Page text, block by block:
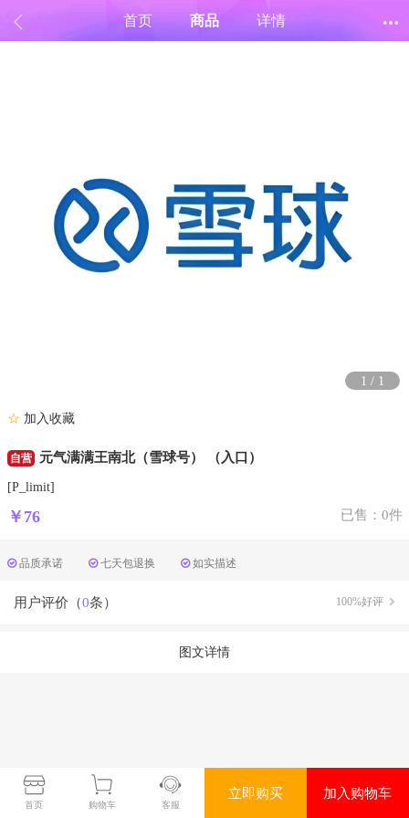
首页 商品 详情
首页 购物车 客服
立即购买 加入购物车
1 / 1
☆ 加入收藏
自营 元气满满王南北（雪球号） （入口）
[P_limit]
￥76 已售：0件
品质承诺 七天包退换 如实描述
用户评价（0条） 100%好评
图文详情